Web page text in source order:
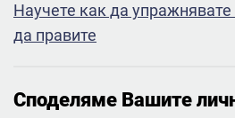
Научете как да
да правите
Споделяме Вашите